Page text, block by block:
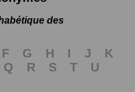
des
F G H I J
K
Q R S T
U